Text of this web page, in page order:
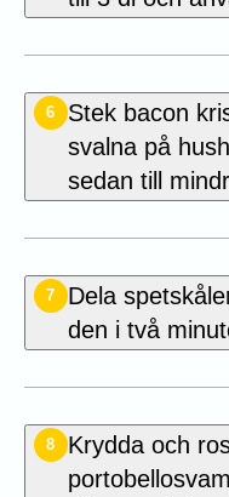
6
Stek bacon
svalna på
sedan till
7
Dela
den i två
8
Krydda och